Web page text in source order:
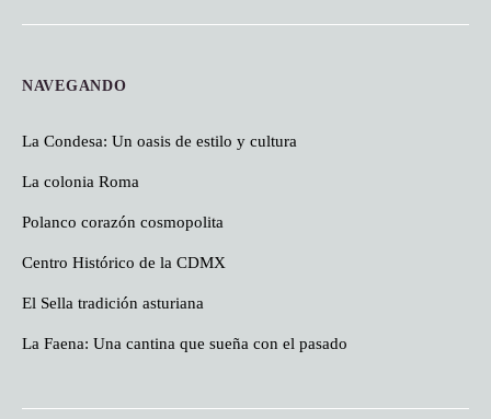
NAVEGANDO
La Condesa: Un oasis de estilo y cultura
La colonia Roma
Polanco corazón cosmopolita
Centro Histórico de la CDMX
El Sella tradición asturiana
La Faena: Una cantina que sueña con el pasado